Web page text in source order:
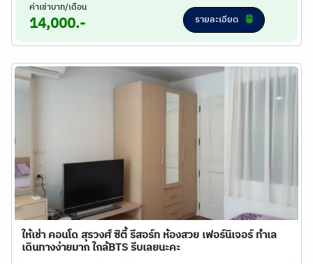
ค่าเช่าบาท/เดือน
14,000.- รายละเอียด
ให้เช่า คอนโด สุรวงศ์ ซิตี้ รีสอร์ท ห้องสวย เฟอร์นิเจอร์ ทำเล
เดินทางง่ายมาก ใกล้BTS รีบเลยนะคะ